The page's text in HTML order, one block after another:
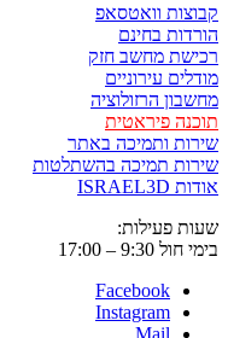
קבוצות וואטסאפ
הורדות בחינם
רכישת מחשב חזק
מודלים עירוניים
מחשבון הרזולוציה
תוכנה פיראטית
שירות ותמיכה באתר
שירות תמיכה בהשתלטות
אודות ISRAEL3D
שעות פעילות:
בימי חול 9:30 – 17:00
Facebook
Instagram
Mail